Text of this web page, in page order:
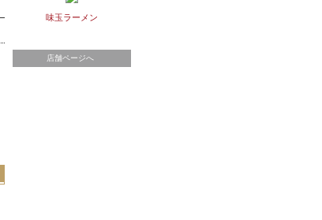
味玉ラーメン
店舗ページへ